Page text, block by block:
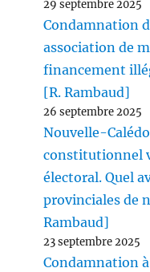
29 septembre 2025
Condamnation
association de
financement
[R. Rambaud]
26 septembre 2025
Nouvelle-
constitutionnel
électoral. Quel
provinciales de
Rambaud]
23 septembre 2025
Condamnation